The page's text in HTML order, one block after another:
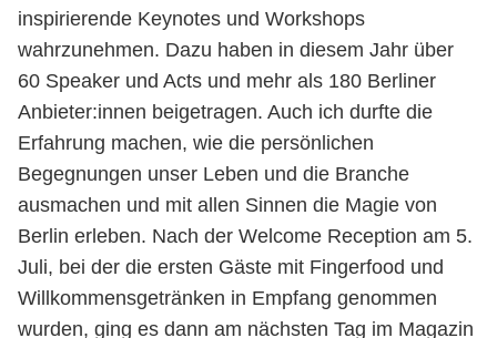
inspirierende Keynotes und Workshops
wahrzunehmen. Dazu haben in diesem Jahr über
60 Speaker und Acts und mehr als 180 Berliner
Anbieter:innen beigetragen. Auch ich durfte die
Erfahrung machen, wie die persönlichen
Begegnungen unser Leben und die Branche
ausmachen und mit allen Sinnen die Magie von
Berlin erleben. Nach der Welcome Reception am 5.
Juli, bei der die ersten Gäste mit Fingerfood und
Willkommensgetränken in Empfang genommen
wurden, ging es dann am nächsten Tag im Magazin